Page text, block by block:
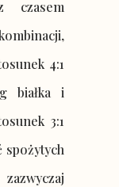
czasem
4:1
białka i
3:1
spożytych